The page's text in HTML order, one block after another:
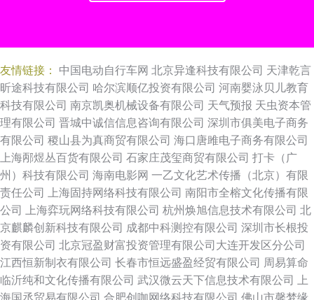
友情链接： 中国电动自行车网 北京异逢科技有限公司 天津乾言
昕途科技有限公司 哈尔滨顺亿投资有限公司 河南婴泳贝儿教育
科技有限公司 南京凯奥机械设备有限公司 天气预报 天虫资本管
理有限公司 晋城中诚信信息咨询有限公司 深圳市俱美电子商务
有限公司 稷山县为真商贸有限公司 海口唐雎电子商务有限公司
上海邴煜丛百货有限公司 石家庄茂玺商贸有限公司 打卡（广
州）科技有限公司 海南电影网 一乙文化艺术传播（北京）有限
责任公司
上海固持网络科技有限公司 南阳市全榕文化传播有限
公司
上海弈玩网络科技有限公司 杭州焕旭信息技术有限公司 北
京麒麟创新科技有限公司 成都中科测控有限公司 深圳市长根投
资有限公司 北京冠盈财富投资管理有限公司大连开发区分公司
江西恒新制衣有限公司 长春市恒远盛盈经贸有限公司 周易算命
临沂纯和文化传播有限公司 武汉微云天下信息技术有限公司
上
海国丞贸易有限公司 合肥创咖网络科技有限公司 佛山市馨梦缘